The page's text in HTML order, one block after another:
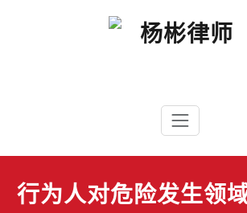
行为人对危险发生领